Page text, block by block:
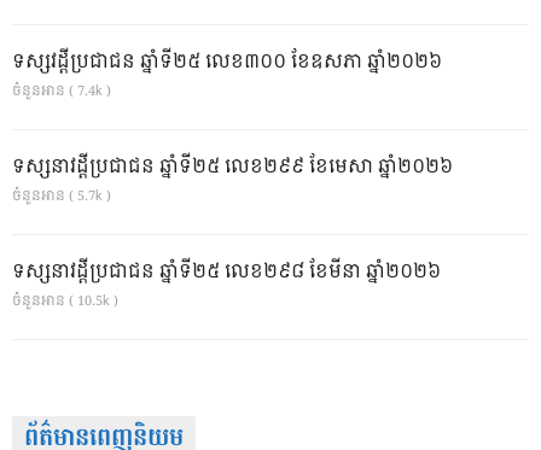
ទស្សវដ្តីប្រជាជន ឆ្នាំទី២៥ លេខ៣០០ ខែឧសភា ឆ្នាំ២០២៦
ចំនួនអាន ( 7.4k )
ទស្សនាវដ្ដីប្រជាជន ឆ្នាំទី២៥ លេខ២៩៩ ខែមេសា ឆ្នាំ២០២៦
ចំនួនអាន ( 5.7k )
ទស្សនាវដ្ដីប្រជាជន ឆ្នាំទី២៥ លេខ២៩៨ ខែមីនា ឆ្នាំ២០២៦
ចំនួនអាន ( 10.5k )
ព័ត៌មានពេញនិយម